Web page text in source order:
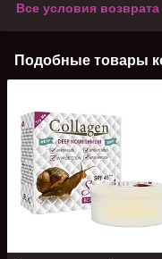
Все условия возврата
Подобные товары